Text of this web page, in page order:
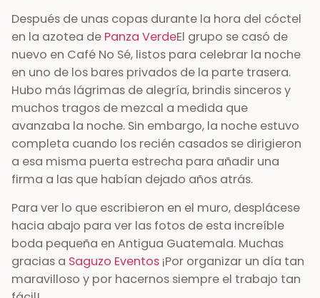
Después de unas copas durante la hora del cóctel
en la azotea de Panza VerdeEl grupo se casó de
nuevo en Café No Sé, listos para celebrar la noche
en uno de los bares privados de la parte trasera.
Hubo más lágrimas de alegría, brindis sinceros y
muchos tragos de mezcal a medida que
avanzaba la noche. Sin embargo, la noche estuvo
completa cuando los recién casados se dirigieron
a esa misma puerta estrecha para añadir una
firma a las que habían dejado años atrás.
Para ver lo que escribieron en el muro, desplácese
hacia abajo para ver las fotos de esta increíble
boda pequeña en Antigua Guatemala. Muchas
gracias a Saguzo Eventos ¡Por organizar un día tan
maravilloso y por hacernos siempre el trabajo tan